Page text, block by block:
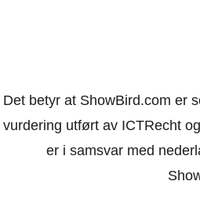
Det betyr at ShowBird.com er
vurdering utført av ICTRecht
er i samsvar med